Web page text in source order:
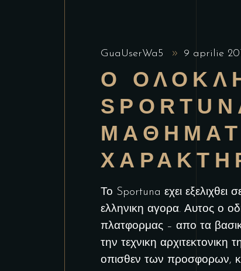
GuaUserWa5 9 aprilie
Ο
Το Sportuna εχει
ελληνικη αγορα. Αυτος ο
πλατφορμας – απο τα
την τεχνικη
οπισθεν των προσφορων,